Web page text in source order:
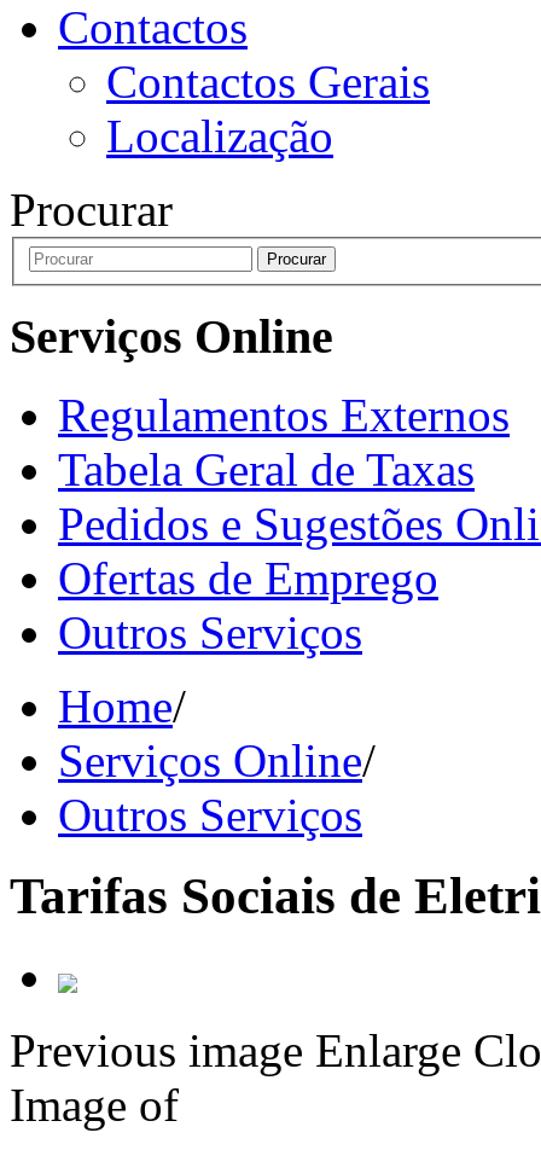
Contactos
Contactos Gerais
Localização
Procurar
Procurar
Serviços Online
Regulamentos Externos
Tabela Geral de Taxas
Pedidos e Sugestões
Ofertas de Emprego
Outros Serviços
Home/
Serviços Online/
Outros Serviços
Tarifas Sociais de
Previous image Enlarge
Image of